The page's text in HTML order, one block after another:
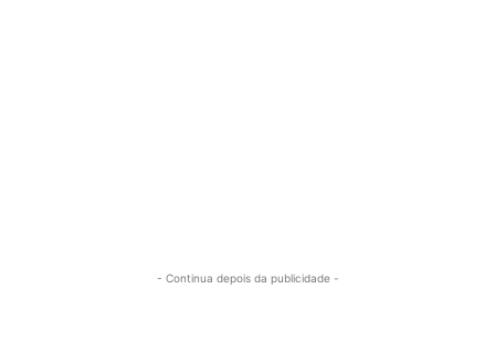
- Continua depois da publicidade -